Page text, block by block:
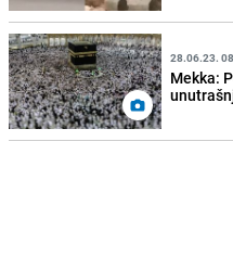
28.06.23.
Mekka: